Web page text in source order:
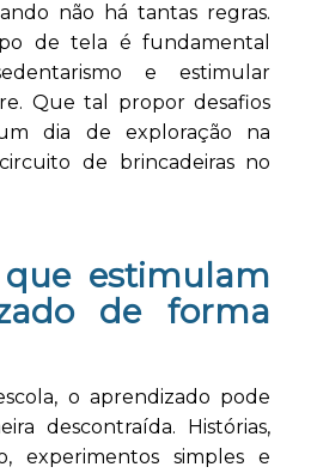
não há tantas regras.
de tela é fundamental
e estimular
Que tal propor desafios
dia de exploração na
de brincadeiras no
estimulam
de forma
o aprendizado pode
descontraída. Histórias,
experimentos simples e